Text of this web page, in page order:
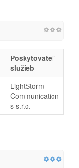
Poskytovateľ
služieb
LightStorm
Communication
s s.r.o.